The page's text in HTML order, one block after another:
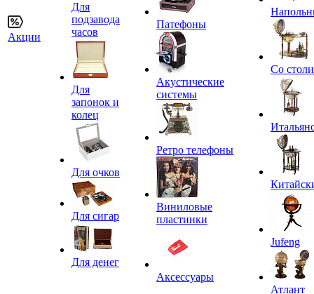
Акции
Для
подзавода
часов
Для
запонок и
колец
Для очков
Для сигар
Для денег
Патефоны
Акустические
системы
Ретро телефоны
Виниловые
пластинки
Аксессуары
Со
Jufeng
Атлант